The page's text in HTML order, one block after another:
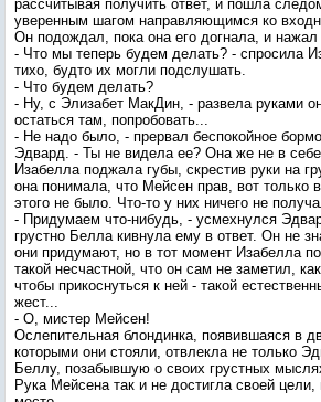
рассчитывая получить ответ, и пошла
уверенным шагом направляющимся ко
Он подождал, пока она его догнала, и нажал
- Что мы теперь будем делать? - спросила
тихо, будто их могли подслушать.
- Что будем делать?
- Ну, с Элизабет МакДин, - развела руками
остаться там, попробовать...
- Не надо было, - прервал беспокойное
Эдвард. - Ты не видела ее? Она же не в
Изабелла поджала губы, скрестив руки на
она понимала, что Мейсен прав, вот только
этого не было. Что-то у них ничего не
- Придумаем что-нибудь, - усмехнулся
грустно Белла кивнула ему в ответ. Он не
они придумают, но в тот момент Изабелла
такой несчастной, что он сам не заметил,
чтобы прикоснуться к ней - такой
жест...
- О, мистер Мейсен!
Ослепительная блондинка, появившаяся в
которыми они стояли, отвлекла не только
Беллу, позабывшую о своих грустных
Рука Мейсена так и не достигла своей